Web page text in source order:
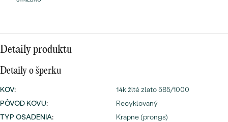
NA MIERU
DIAMANTY
náušnice
Personalizované
prstene
PREZRIEŤ
Detaily produktu
Detaily o šperku
KOV:
14k žlté zlato 585/1000
PÔVOD KOVU:
Recyklovaný
TYP OSADENIA:
Krapne (prongs)